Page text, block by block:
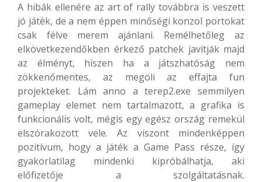
A hibák ellenére az art of rally továbbra is veszett
jó játék, de a nem éppen minőségi konzol portokat
csak félve merem ajánlani. Remélhetőleg az
elkövetkezendőkben érkező patchek javítják majd
az élményt, hiszen ha a játszhatóság nem
zökkenőmentes, az megöli az effajta fun
projekteket. Lám anno a terep2.exe semmilyen
gameplay elemet nem tartalmazott, a grafika is
funkcionális volt, mégis egy egész ország remekül
elszórakozott vele. Az viszont mindenképpen
pozitívum, hogy a játék a Game Pass része, így
gyakorlatilag mindenki kipróbálhatja, aki
előfizetője a szolgáltatásnak.